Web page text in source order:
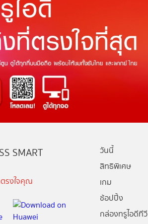
SMART
รงใจคุณ
วันนี้
สิทธิพิเศษ
เกม
ช้อปปิ้ง
กล่องทรูไอดีทีวี